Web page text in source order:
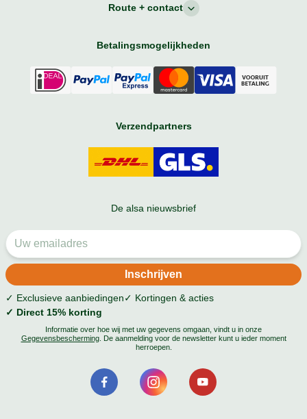
Route + contact
Betalingsmogelijkheden
Verzendpartners
De alsa nieuwsbrief
✓ Exclusieve aanbiedingen✓ Kortingen & acties
✓ Direct 15% korting
Informatie over hoe wij met uw gegevens omgaan, vindt u in onze
Gegevensbescherming. De aanmelding voor de newsletter kunt u ieder moment
herroepen.